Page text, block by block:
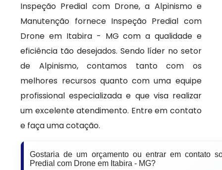
Inspeção Predial com Drone, a Alpinismo e
Manutenção fornece Inspeção Predial com
Drone em Itabira - MG com a qualidade e
eficiência tão desejados. Sendo líder no setor
de Alpinismo, contamos tanto com os
melhores recursos quanto com uma equipe
profissional especializada e que visa realizar
um excelente atendimento. Entre em contato
e faça uma cotação.
Gostaria de um orçamento ou entrar em contato
Predial com Drone em Itabira - MG?